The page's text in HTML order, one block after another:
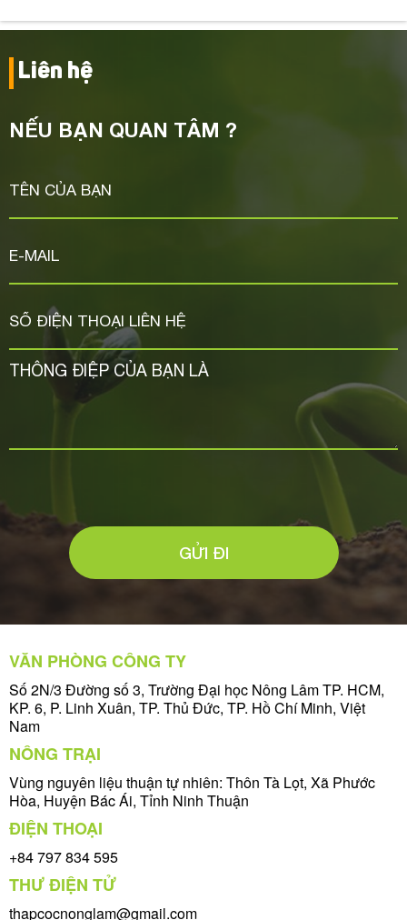
Liên hệ
NẾU BẠN QUAN TÂM ?
GỬI ĐI
VĂN PHÒNG CÔNG TY
Số 2N/3 Đường số 3, Trường Đại học Nông Lâm TP. HCM,
KP. 6, P. Linh Xuân, TP. Thủ Đức, TP. Hồ Chí Minh, Việt
Nam
NÔNG TRẠI
Vùng nguyên liệu thuận tự nhiên: Thôn Tà Lọt, Xã Phước
Hòa, Huyện Bác Ái, Tỉnh Ninh Thuận
ĐIỆN THOẠI
+84 797 834 595
THƯ ĐIỆN TỬ
thapcocnonglam@gmail.com